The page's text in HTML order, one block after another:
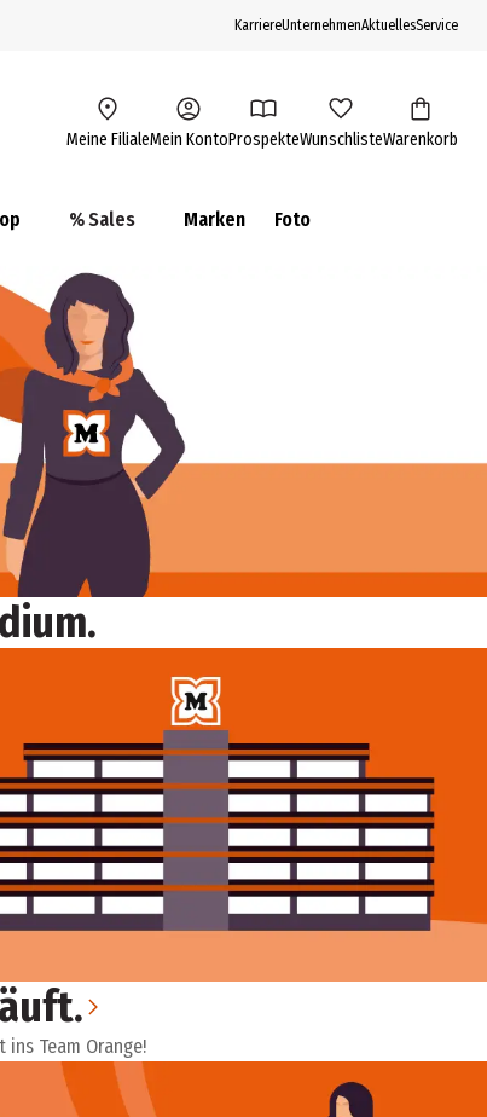
KarriereUnternehmenAktuellesService
Meine FilialeMein KontoProspekteWunschlisteWarenkorb
% Sales Marken Foto
Team Orange!